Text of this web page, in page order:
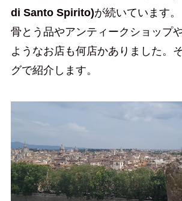
di Santo Spirito)が続いています。
骨とう品やアンティークショップ
ようなお店も何店かありました。
グで紹介します。